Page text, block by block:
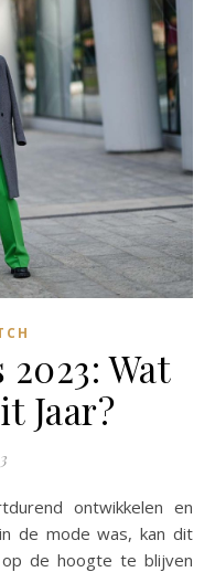
Wat
Jaar?
de mode was, kan dit
de hoogte te blijven